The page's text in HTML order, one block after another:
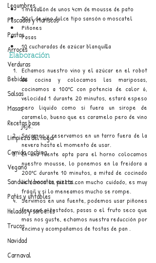
Legumbres
Pescados y Mariscos
Pastas
Arroces
Verduras
Bebidas
Salsas
Masas
Recetas base
Limpieza del hogar
Comida cochina
Vegano
Sandwich, bocatas, pizzas...
Patés y untables
Helados y sorbetes
Trucos
Navidad
Carnaval
1 medallón de unos 4cm de mousse de pato
50cl de vino dulce tipo sansón o moscatel
Piñones
Pasas
10 cucharadas de azúcar blanquilla
Elaboración
Echamos nuestro vino y el azúcar en el robot
de cocina y colocamos las mariposas,
cocinamos a 100ºC con potencia de calor 6,
velocidad 1 durante 20 minutos, estará espeso
pero liquido como si fuera un sirope de
caramelo, bueno que es caramelo pero de vino
jeje.
Sacamos y reservamos en un tarro fuera de la
nevera hasta el momento de usar.
En una fuente apta para el horno colocamos
nuestro mousse, lo ponemos en la freidora a
200ºC durante 10 minutos, a mitad de cocinado
le damos la vuelta con mucho cuidado, es muy
frágil y si lo meneamos mucho se rompe.
Servimos en una fuente, podemos usar piñones
frescos o tostados, pasas o el fruto seco que
mas nos guste, echamos nuestra reducción por
encima y acompañamos de tostas de pan .